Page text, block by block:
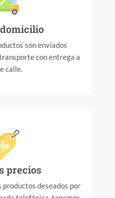
son enviados
con entrega a
calle.
precios
productos deseados por